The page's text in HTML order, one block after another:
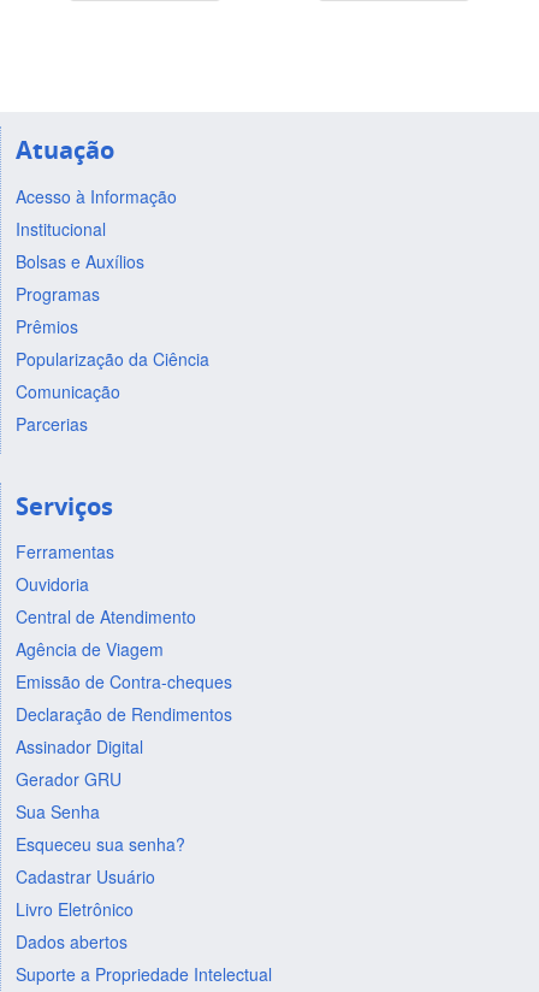
Atuação
Acesso à Informação
Institucional
Bolsas e Auxílios
Programas
Prêmios
Popularização da Ciência
Comunicação
Parcerias
Serviços
Ferramentas
Ouvidoria
Central de Atendimento
Agência de Viagem
Emissão de Contra-cheques
Declaração de Rendimentos
Assinador Digital
Gerador GRU
Sua Senha
Esqueceu sua senha?
Cadastrar Usuário
Livro Eletrônico
Dados abertos
Suporte a Propriedade Intelectual